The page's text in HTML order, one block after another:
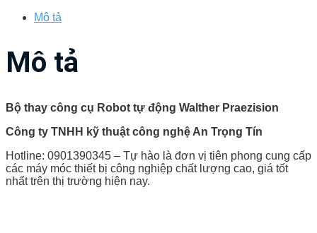
Mô tả
Mô tả
Bộ thay công cụ Robot tự động Walther Praezision
Công ty TNHH kỹ thuật công nghệ An Trọng Tín
Hotline: 0901390345 – Tự hào là đơn vị tiên phong cung cấp
các máy móc thiết bị công nghiệp chất lượng cao, giá tốt
nhất trên thị trường hiện nay.